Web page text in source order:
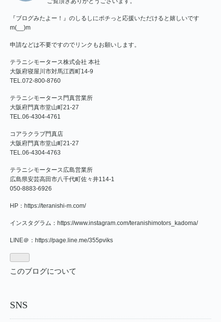
『ブログみたよー！』のしるしにポチっと応援いただけると嬉しいです
m(__)m
申請などは不要ですのでリンクもお願いします。
テラニシモータース株式会社 本社
大阪府寝屋川市対馬江西町14-9
TEL.072-800-8760
テラニシモータース門真営業所
大阪府門真市堂山町21‐27
TEL.06-4304-4761
コアラクラブ門真店
大阪府門真市堂山町21‐27
TEL.06-4304-4763
テラニシモータース広島営業所
広島県安芸高田市八千代町佐々井114-1
050-8883-6926
HP： https://teranishi-m.com/
インスタグラム： https://www.instagram.com/teranishimotors_kadoma/
LINE＠： https://page.line.me/355pviks
このブログについて
SNS